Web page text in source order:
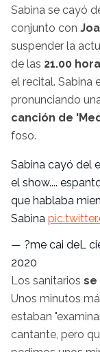
Sabina se cayó
conjunto con
suspender la
de las 21.00
el recital. Sabina
pronunciando
canción de
foso.
Sabina cayó del
el show....
que hablaba
Sabina
— ?me cai deL
2020
Los sanitarios se
Unos minutos
estaban
cantante, pero